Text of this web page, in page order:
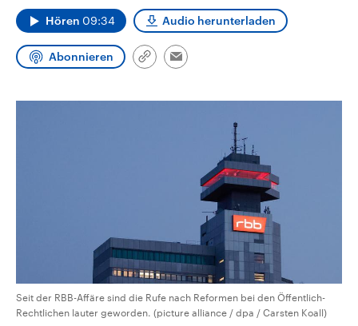
Hören 09:34 Audio herunterladen
Abonnieren
Link
Email
Seit der RBB-Affäre sind die Rufe nach Reformen bei den Öffentlich-
Rechtlichen lauter geworden. (picture alliance / dpa / Carsten Koall)